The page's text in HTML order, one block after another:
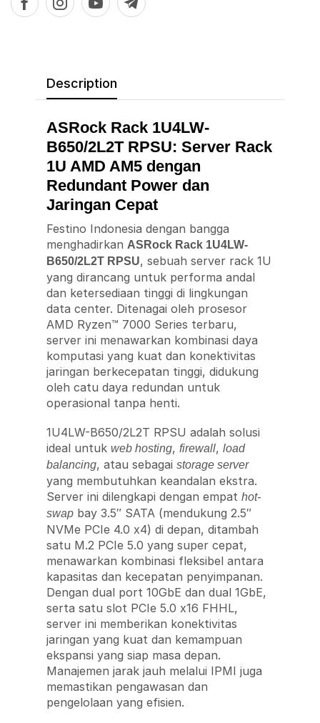
Description
ASRock Rack 1U4LW-
B650/2L2T RPSU: Server Rack
1U AMD AM5 dengan
Redundant Power dan
Jaringan Cepat
Festino Indonesia dengan bangga
menghadirkan ASRock Rack 1U4LW-
B650/2L2T RPSU, sebuah server rack 1U
yang dirancang untuk performa andal
dan ketersediaan tinggi di lingkungan
data center. Ditenagai oleh prosesor
AMD Ryzen™ 7000 Series terbaru,
server ini menawarkan kombinasi daya
komputasi yang kuat dan konektivitas
jaringan berkecepatan tinggi, didukung
oleh catu daya redundan untuk
operasional tanpa henti.
1U4LW-B650/2L2T RPSU adalah solusi
ideal untuk web hosting, firewall, load
balancing, atau sebagai storage server
yang membutuhkan keandalan ekstra.
Server ini dilengkapi dengan empat hot-
swap bay 3.5″ SATA (mendukung 2.5″
NVMe PCIe 4.0 x4) di depan, ditambah
satu M.2 PCIe 5.0 yang super cepat,
menawarkan kombinasi fleksibel antara
kapasitas dan kecepatan penyimpanan.
Dengan dual port 10GbE dan dual 1GbE,
serta satu slot PCIe 5.0 x16 FHHL,
server ini memberikan konektivitas
jaringan yang kuat dan kemampuan
ekspansi yang siap masa depan.
Manajemen jarak jauh melalui IPMI juga
memastikan pengawasan dan
pengelolaan yang efisien.